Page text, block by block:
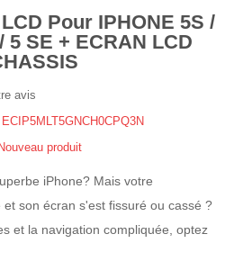
Pour IPHONE 5S /
5 SE + ECRAN LCD
avis
ECIP5MLT5GNCH0CPQ3N
produit
iPhone? Mais votre
son écran s'est fissuré ou cassé ?
et la navigation compliquée, optez